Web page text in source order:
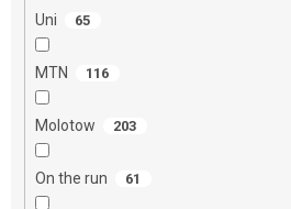
Uni 65
MTN 116
Molotow 203
On the run 61